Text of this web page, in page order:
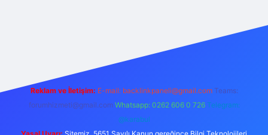
Reklam ve İletişim: E-mail: backlinkpaneli@gmail.com Teams:
forumhizmeti@gmail.com Whatsapp: 0262 606 0 726 Telegram:
@karabul